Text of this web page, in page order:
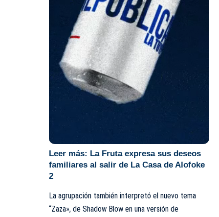
Leer más: La Fruta expresa sus deseos
familiares al salir de La Casa de Alofoke
2
La agrupación también interpretó el nuevo tema
“Zaza», de Shadow Blow en una versión de